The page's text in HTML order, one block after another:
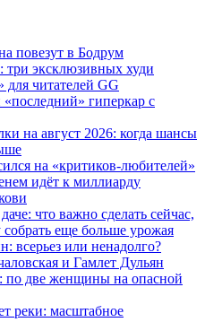
повезут в Бодрум
эксклюзивных худи
читателей GG
гиперкар с
на август 2026: когда шансы
на «критиков-любителей»
идёт к миллиарду
что важно сделать сейчас,
еще больше урожая
всерьез или ненадолго?
и Гамлет Дульян
по две женщины на опасной
реки: масштабное